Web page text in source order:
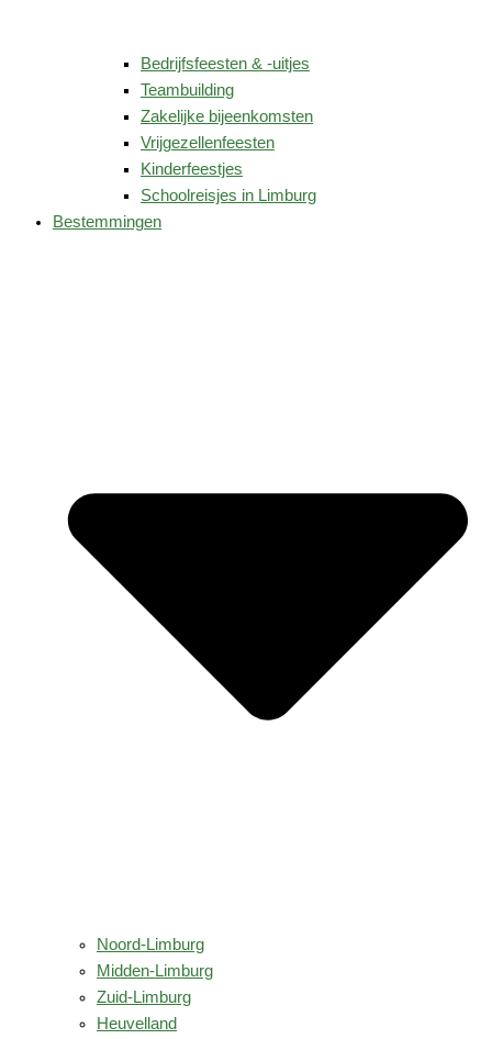
Bedrijfsfeesten & -uitjes
Teambuilding
Zakelijke bijeenkomsten
Vrijgezellenfeesten
Kinderfeestjes
Schoolreisjes in Limburg
Bestemmingen
Noord-Limburg
Midden-Limburg
Zuid-Limburg
Heuvelland